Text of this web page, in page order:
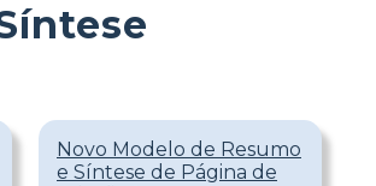
Novo Modelo de Resumo
e Síntese de Página de